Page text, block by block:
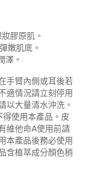
膠原肌。
嫩肌底。
澤。
手臂內側或耳後若
適情況請立刻停用
以大量清水沖洗。
使用本產品。皮
維他命A使用前請
本產品後務必使用
含植萃成分顏色稍